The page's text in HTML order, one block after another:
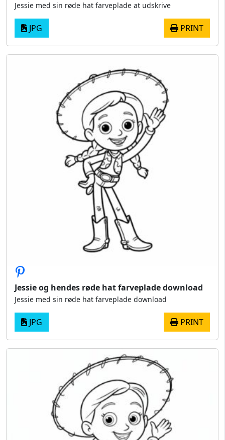
Jessie med sin røde hat farveplade at udskrive
JPG PRINT
Jessie og hendes røde hat farveplade download
Jessie med sin røde hat farveplade download
JPG PRINT